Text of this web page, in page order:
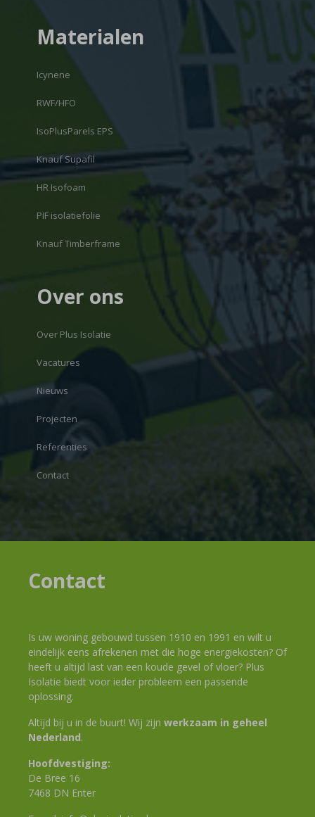
Materialen
Icynene
RWF/HFO
IsoPlusParels EPS
Knauf Supafil
HR Isofoam
PIF isolatiefolie
Knauf Timberframe
Over ons
Over Plus Isolatie
Vacatures
Nieuws
Projecten
Referenties
Contact
Contact
Is uw woning gebouwd tussen 1910 en 1991 en wilt u
eindelijk eens afrekenen met die hoge energiekosten? Of
heeft u altijd last van een koude gevel of vloer? Plus
Isolatie biedt voor ieder probleem een passende
oplossing.
Altijd bij u in de buurt! Wij zijn werkzaam in geheel
Nederland.
Hoofdvestiging:
De Bree 16
7468 DN Enter